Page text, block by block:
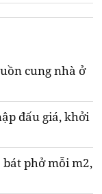
cung nhà ở
đấu giá, khởi
phở mỗi m2,